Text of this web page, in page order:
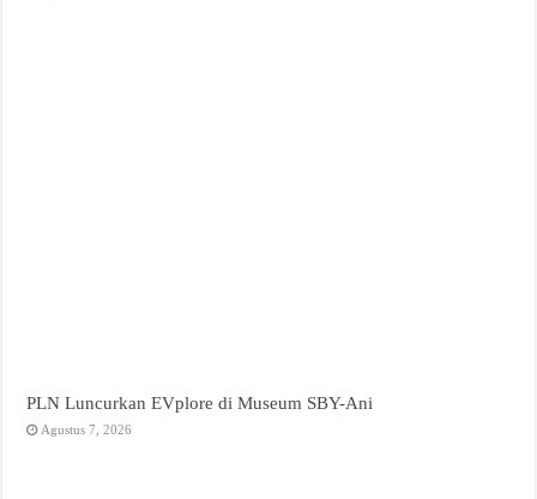
PLN Luncurkan EVplore di Museum SBY-Ani
Agustus 7, 2026